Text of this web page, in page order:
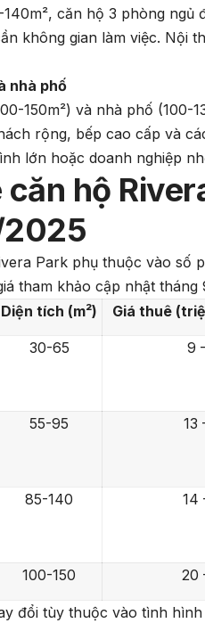
căn hộ 3 phòng
không gian làm việc. Nội
nhà phố
150m²) và nhà phố (100-
rộng, bếp cao cấp và
lớn hoặc doanh nghiệp
hộ
Park phụ thuộc vào số
tham khảo cập nhật tháng
Diện tích (m²) Giá thuê
30-65 9
55-95 13
85-140 14
100-150 20
đổi tùy thuộc vào tình